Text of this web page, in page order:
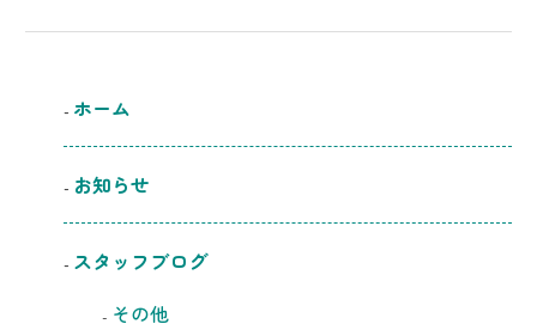
ホーム
お知らせ
スタッフブログ
その他